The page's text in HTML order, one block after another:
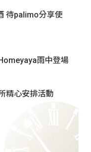
待palimo分享使
雨中登場
精心安排活動